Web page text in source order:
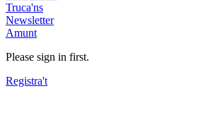
Truca'ns
Newsletter
Amunt
Please sign in first.
Registra't